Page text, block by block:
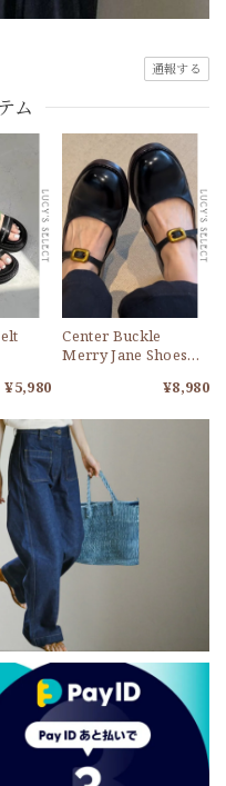
通報する
ム
¥5,980
Center Buckle
Merry Jane Shoes
¥8,980